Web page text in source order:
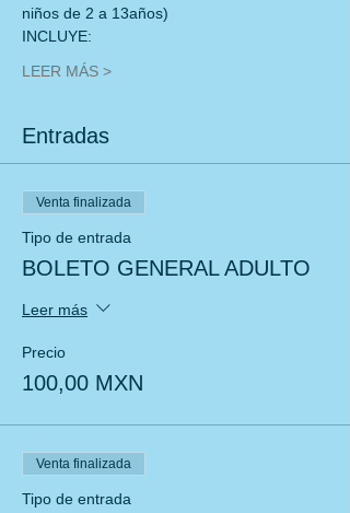
niños de 2 a 13años)
INCLUYE:
LEER MÁS >
Entradas
Venta finalizada
Tipo de entrada
BOLETO GENERAL ADULTO
Leer más
Precio
100,00 MXN
Venta finalizada
Tipo de entrada